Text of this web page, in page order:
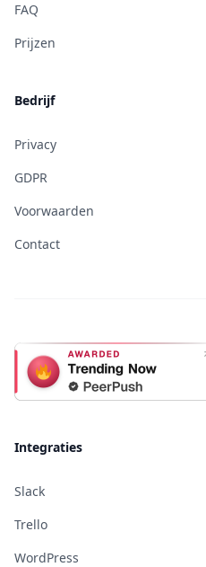
FAQ
Prijzen
Bedrijf
Privacy
GDPR
Voorwaarden
Contact
Integraties
Slack
Trello
WordPress